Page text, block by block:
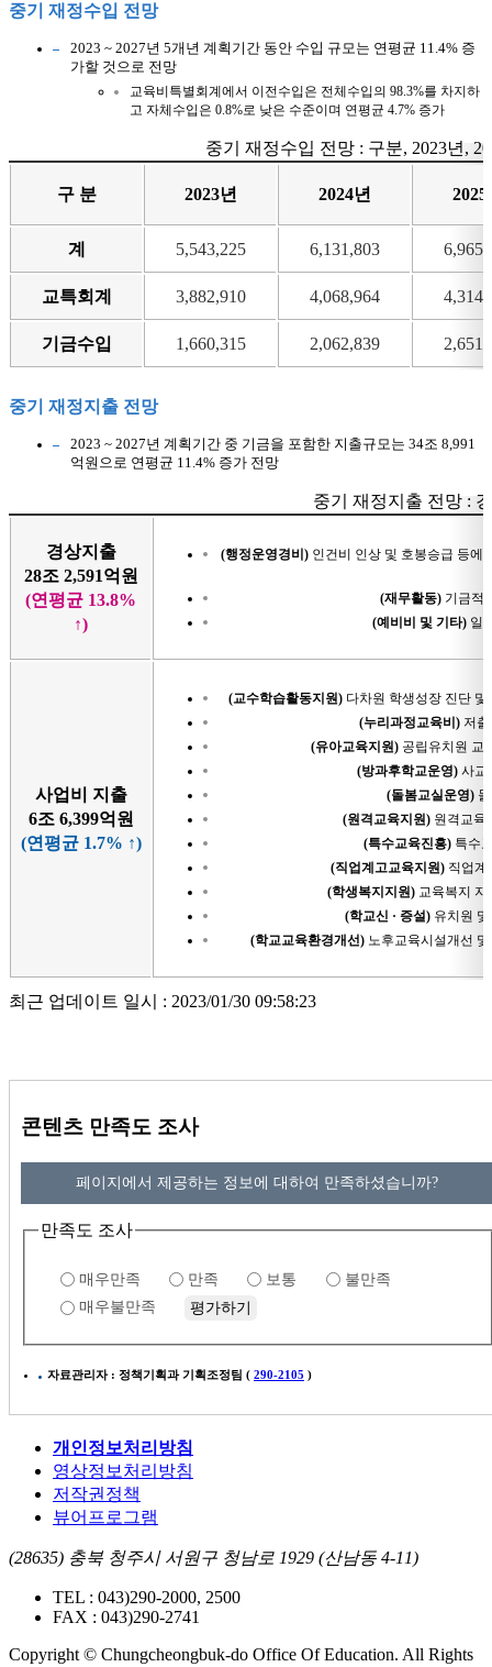
중기 재정수입 전망
2023 ~ 2027년 5개년 계획기간 동안 수입 규모는 연평균 11.4% 증
가할 것으로 전망
교육비특별회계에서 이전수입은 전체수입의 98.3%를 차지하
고 자체수입은 0.8%로 낮은 수준이며 연평균 4.7% 증가
중기 재정수입 전망 : 구분, 2023년,
구 분 2023년 2024년 2025
계 5,543,225 6,131,803
교특회계 3,882,910 4,068,964
기금수입 1,660,315 2,062,839
중기 재정지출 전망
2023 ~ 2027년 계획기간 중 기금을 포함한 지출규모는 34조 8,991
억원으로 연평균 11.4% 증가 전망
중기 재정지출 전망 :
경상지출
28조 2,591억원
(연평균 13.8%
↑)
(행정운영경비) 인건비 인상 및 호봉승급 등에
(재무활동) 기금적
(예비비 및 기타)일
사업비 지출
6조 6,399억원
(연평균 1.7% ↑)
(교수학습활동지원) 다차원 학생성장 진단
(누리과정교육비)저출
(유아교육지원) 공립유치원 교
(방과후학교운영) 사교
(돌봄교실운영)
(원격교육지원)원격교육
(특수교육진흥) 특수
(직업계고교육지원) 직업계
(학생복지지원) 교육복지 지
(학교신 · 증설)유치원 및
(학교교육환경개선)노후교육시설개선 및
최근 업데이트 일시 : 2023/01/30 09:58:23
콘텐츠 만족도 조사
페이지에서 제공하는 정보에 대하여 만족하셨습니까?
만족도 조사
매우만족 만족 보통
불만족
매우불만족
자료관리자 : 정책기획과 기획조정팀 ( 290-2105 )
개인정보처리방침
영상정보처리방침
저작권정책
뷰어프로그램
(28635) 충북 청주시 서원구 청남로 1929 (산남동 4-11)
TEL : 043)290-2000, 2500
FAX : 043)290-2741
Copyright © Chungcheongbuk-do Office Of Education. All Rights